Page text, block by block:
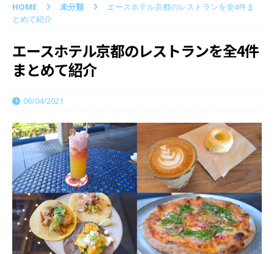
HOME 未分類
エースホテル京都のレストランを全4件ま
とめて紹介
エースホテル京都のレストランを全4件
まとめて紹介
06/04/2021